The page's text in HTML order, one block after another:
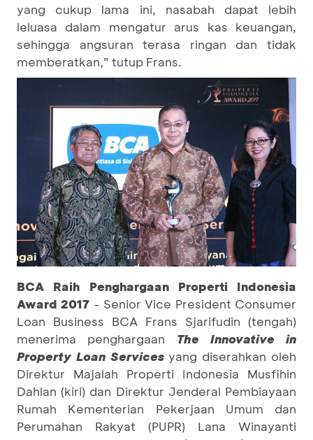
yang cukup lama ini, nasabah dapat lebih
leluasa dalam mengatur arus kas keuangan,
sehingga angsuran terasa ringan dan tidak
memberatkan,” tutup Frans.
BCA Raih Penghargaan Properti Indonesia
Award 2017 - Senior Vice President Consumer
Loan Business BCA Frans Sjarifudin (tengah)
menerima penghargaan The Innovative in
Property Loan Services yang diserahkan oleh
Direktur Majalah Properti Indonesia Musfihin
Dahlan (kiri) dan Direktur Jenderal Pembiayaan
Rumah Kementerian Pekerjaan Umum dan
Perumahan Rakyat (PUPR) Lana Winayanti